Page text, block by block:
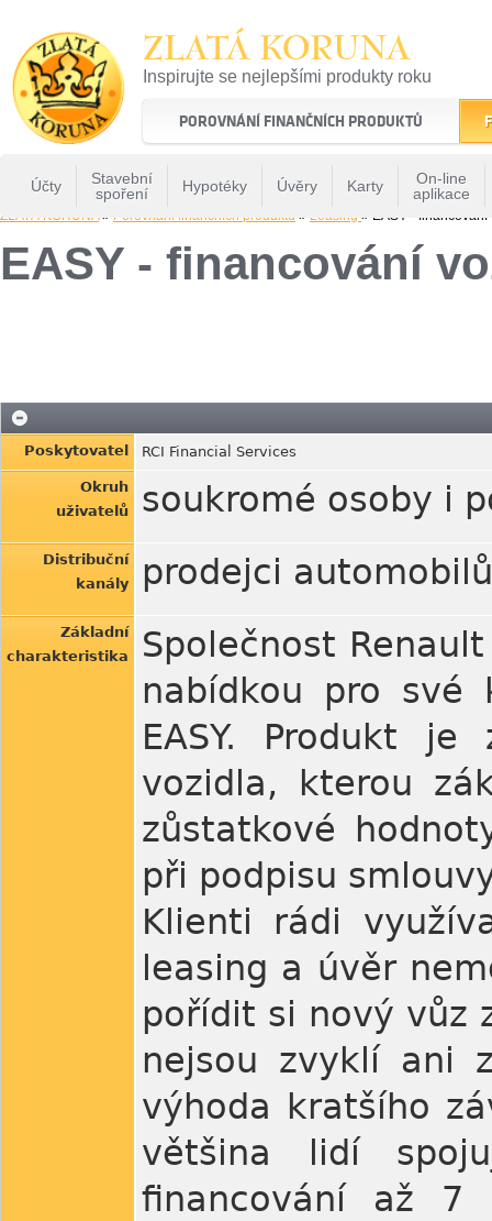
ZLATÁ KORUNA
Inspirujte se nejlepšími produkty roku
22 let tradice a kvality na finančním trhu
POROVNÁNÍ FINANČNÍCH PRODUKTŮ
Účty
Stavební
spoření
Hypotéky Úvěry Karty
On-line
aplikace
ZLATÁ KORUNA» Porovnání finančních produktů » Leasing » EASY -
EASY - financování
Poskytovatel RCI Financial Services
Okruh
uživatelů
soukromé osoby i
Distribuční
kanály
prodejci
Základní
charakteristika
Společnost
nabídkou pro své
EASY. Produkt
vozidla, kterou
zůstatkové
při podpisu
Klienti rádi
leasing a úvěr
pořídit si nový vůz
nejsou zvyklí ani
výhoda kratšího
většina lidí
financování až 7